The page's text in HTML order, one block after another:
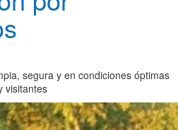
segura y en condiciones óptimas
visitantes